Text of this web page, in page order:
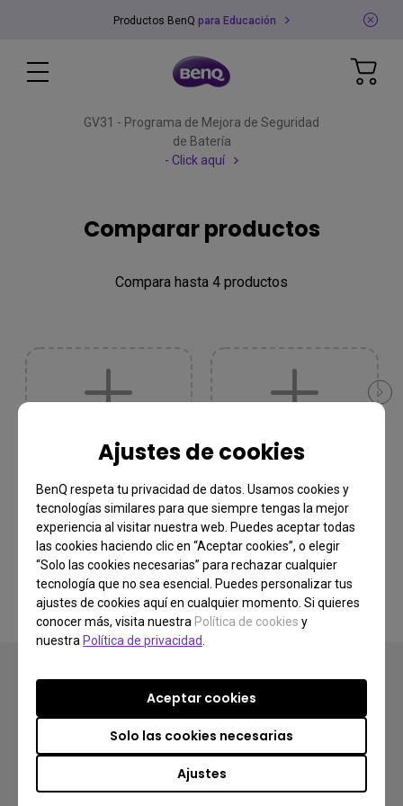
Productos BenQ para Educación
Ajustes de cookies
BenQ respeta tu privacidad de datos. Usamos cookies y
tecnologías similares para que siempre tengas la mejor
experiencia al visitar nuestra web. Puedes aceptar todas
las cookies haciendo clic en “Aceptar cookies”, o elegir
“Solo las cookies necesarias” para rechazar cualquier
tecnología que no sea esencial. Puedes personalizar tus
ajustes de cookies aquí en cualquier momento. Si quieres
conocer más, visita nuestra Política de cookies y
nuestra Política de privacidad
Ajustes
Solo las cookies necesarias
Aceptar cookies
GV31 - Programa de Mejora de Seguridad
de Batería
- Click aquí
Comparar productos
Compara hasta 4 productos
Muestra Solo Las Diferencias
Especificaciones Principales
Todas Las Especificaciones
Productos
Proyectores
Soluciones